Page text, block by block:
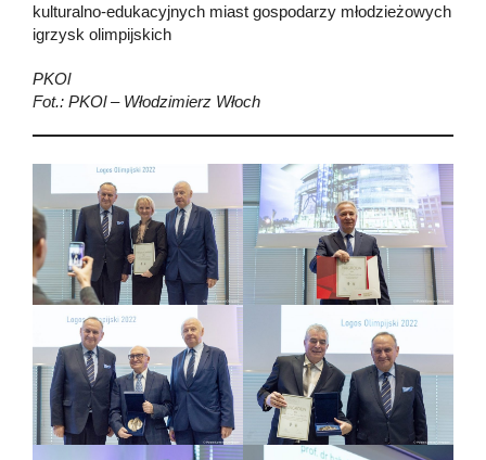
kulturalno-edukacyjnych miast gospodarzy młodzieżowych
igrzysk olimpijskich
PKOl
Fot.: PKOl – Włodzimierz Włoch